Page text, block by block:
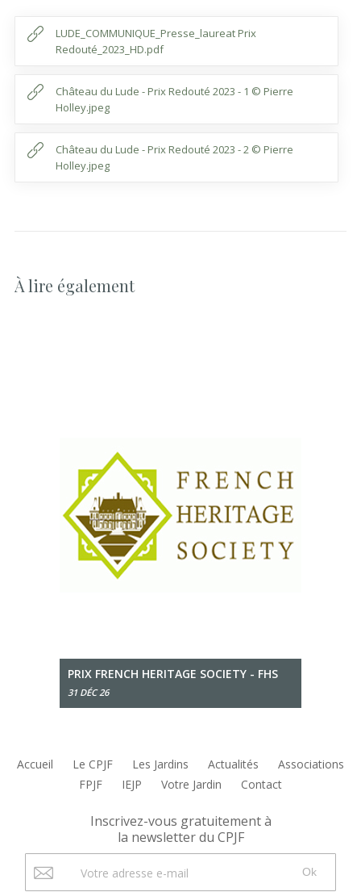
LUDE_COMMUNIQUE_Presse_laureat Prix
Redouté_2023_HD.pdf
Château du Lude - Prix Redouté 2023 - 1 © Pierre
Holley.jpeg
Château du Lude - Prix Redouté 2023 - 2 © Pierre
Holley.jpeg
À lire également
PRIX FRENCH HERITAGE SOCIETY - FHS
31 DÉC 26
Accueil Le CPJF Les Jardins Actualités
Associations
FPJF
IEJP Votre Jardin Contact
Inscrivez-vous gratuitement à
la newsletter du CPJF
Ok